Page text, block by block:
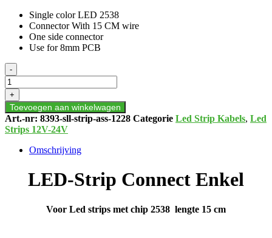
Single color LED 2538
Connector With 15 CM wire
One side connector
Use for 8mm PCB
LED-
STRIP
CONNECT
ENKEL
aantal
-
+
Toevoegen aan winkelwagen
Art.-nr: 8393-sll-strip-ass-1228 Categorie Led Strip Kabels, Led
Strips 12V-24V
Omschrijving
LED-Strip Connect Enkel
Voor Led strips met chip 2538 lengte 15 cm